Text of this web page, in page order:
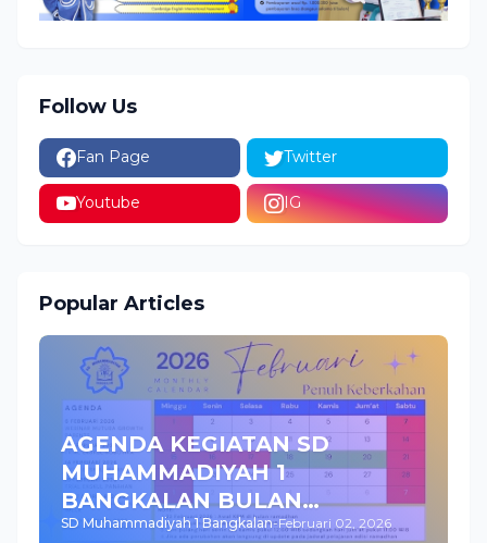
Follow Us
Fan Page Twitter
Youtube IG
Popular Articles
AGENDA KEGIATAN SD
MUHAMMADIYAH 1
BANGKALAN BULAN
FEBRUARI 2026
SD Muhammadiyah 1 Bangkalan-Februari 02, 2026